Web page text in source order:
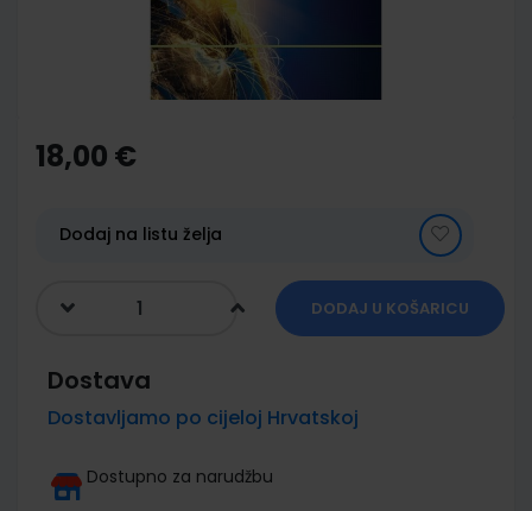
the
beginning
gallery
18,00 €
Dodaj na listu želja
DODAJ U KOŠARICU
Dostava
Dostavljamo po cijeloj Hrvatskoj
Dostupno za narudžbu